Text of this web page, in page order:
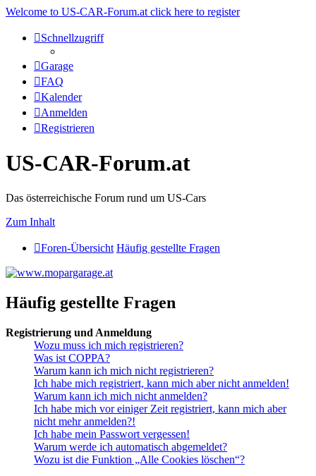
Welcome to US-CAR-Forum.at click here to register
Schnellzugriff
Garage
FAQ
Kalender
Anmelden
Registrieren
US-CAR-Forum.at
Das österreichische Forum rund um US-Cars
Zum Inhalt
Foren-Übersicht Häufig gestellte Fragen
Häufig gestellte Fragen
Registrierung und Anmeldung
Wozu muss ich mich registrieren?
Was ist COPPA?
Warum kann ich mich nicht registrieren?
Ich habe mich registriert, kann mich aber nicht anmelden!
Warum kann ich mich nicht anmelden?
Ich habe mich vor einiger Zeit registriert, kann mich aber
nicht mehr anmelden?!
Ich habe mein Passwort vergessen!
Warum werde ich automatisch abgemeldet?
Wozu ist die Funktion „Alle Cookies löschen“?